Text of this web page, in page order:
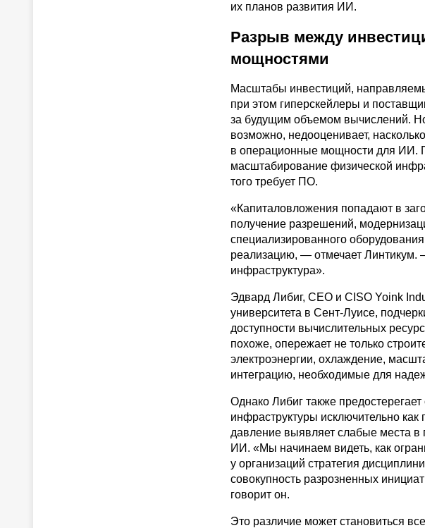
их планов развития ИИ.
Разрыв между
мощностями
Масштабы инвестиций,
при этом гиперскейлеры и
за будущим объемом вычислений.
возможно, недооценивает,
в операционные мощности для ИИ.
масштабирование физической
того требует ПО.
«Капиталовложения попадают в
получение разрешений,
специализированного
реализацию, — отмечает Линтикум.
инфраструктура».
Эдвард Либиг, CEO и CISO Yoink
университета в Сент-Луисе,
доступности вычислительных
похоже, опережает не только
электроэнергии, охлаждение,
интеграцию, необходимые для
Однако Либиг также
инфраструктуры исключительно
давление выявляет слабые места
ИИ. «Мы начинаем видеть, как
у организаций стратегия
совокупность разрозненных
говорит он.
Это различие может становиться